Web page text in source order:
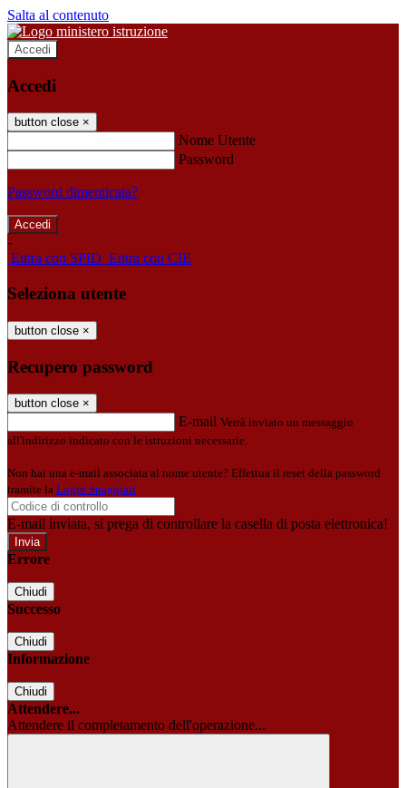
Salta al contenuto
Accedi
Accedi
button close ×
Nome Utente
Password
Password dimenticata?
-
Entra con SPID Entra con CIE
Seleziona utente
button close ×
Recupero password
button close ×
E-mail Verrà inviato un messaggio
all'indirizzo indicato con le istruzioni necessarie.
Non hai una e-mail associata al nome utente? Effettua il reset della password
tramite la Login Spaggiari
E-mail inviata, si prega di controllare la casella di posta elettronica!
Errore
Chiudi
Successo
Chiudi
Informazione
Chiudi
Attendere...
Attendere il completamento dell'operazione...